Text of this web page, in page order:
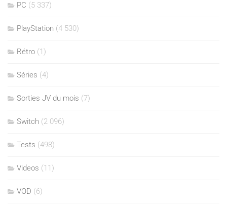
PC (5 337)
PlayStation (4 530)
Rétro (1)
Séries (4)
Sorties JV du mois (7)
Switch (2 096)
Tests (498)
Videos (11)
VOD (6)